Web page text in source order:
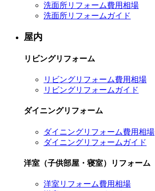
洗面所リフォーム費用相場
洗面所リフォームガイド
屋内
リビングリフォーム
リビングリフォーム費用相場
リビングリフォームガイド
ダイニングリフォーム
ダイニングリフォーム費用相場
ダイニングリフォームガイド
洋室（子供部屋・寝室）リフォーム
洋室リフォーム費用相場